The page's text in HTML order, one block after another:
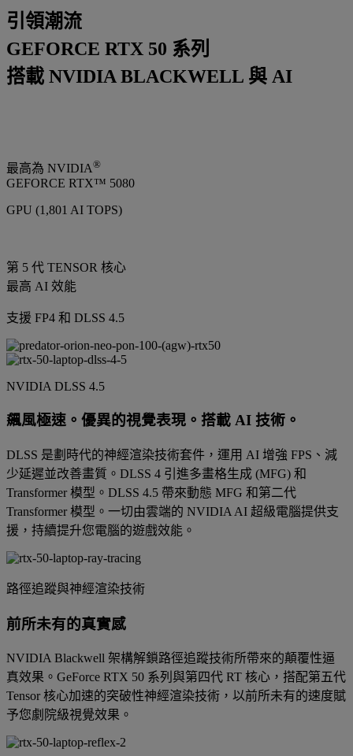
引領潮流
GEFORCE RTX 50 系列
搭載 NVIDIA BLACKWELL 與 AI
最高為 NVIDIA®
GEFORCE RTX™ 5080
GPU (1,801 AI TOPS)
第 5 代 TENSOR 核心
最高 AI 效能
支援 FP4 和 DLSS 4.5
NVIDIA DLSS 4.5
飆風極速。優異的視覺表現。搭載 AI 技術。
DLSS 是劃時代的神經渲染技術套件，運用 AI 增強 FPS、減
少延遲並改善畫質。DLSS 4 引進多畫格生成 (MFG) 和
Transformer 模型。DLSS 4.5 帶來動態 MFG 和第二代
Transformer 模型。一切由雲端的 NVIDIA AI 超級電腦提供支
援，持續提升您電腦的遊戲效能。
路徑追蹤與神經渲染技術
前所未有的真實感
NVIDIA Blackwell 架構解鎖路徑追蹤技術所帶來的顛覆性逼
真效果。GeForce RTX 50 系列與第四代 RT 核心，搭配第五代
Tensor 核心加速的突破性神經渲染技術，以前所未有的速度賦
予您劇院級視覺效果。